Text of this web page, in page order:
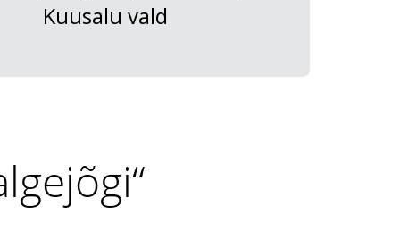
Kuusalu vald